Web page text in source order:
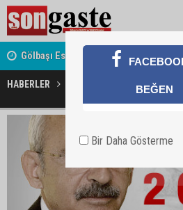
Gölbaşı Esnafının Sesi Ankara
HABERLER
CHP'yi
BEĞEN
Bir Daha Gösterme